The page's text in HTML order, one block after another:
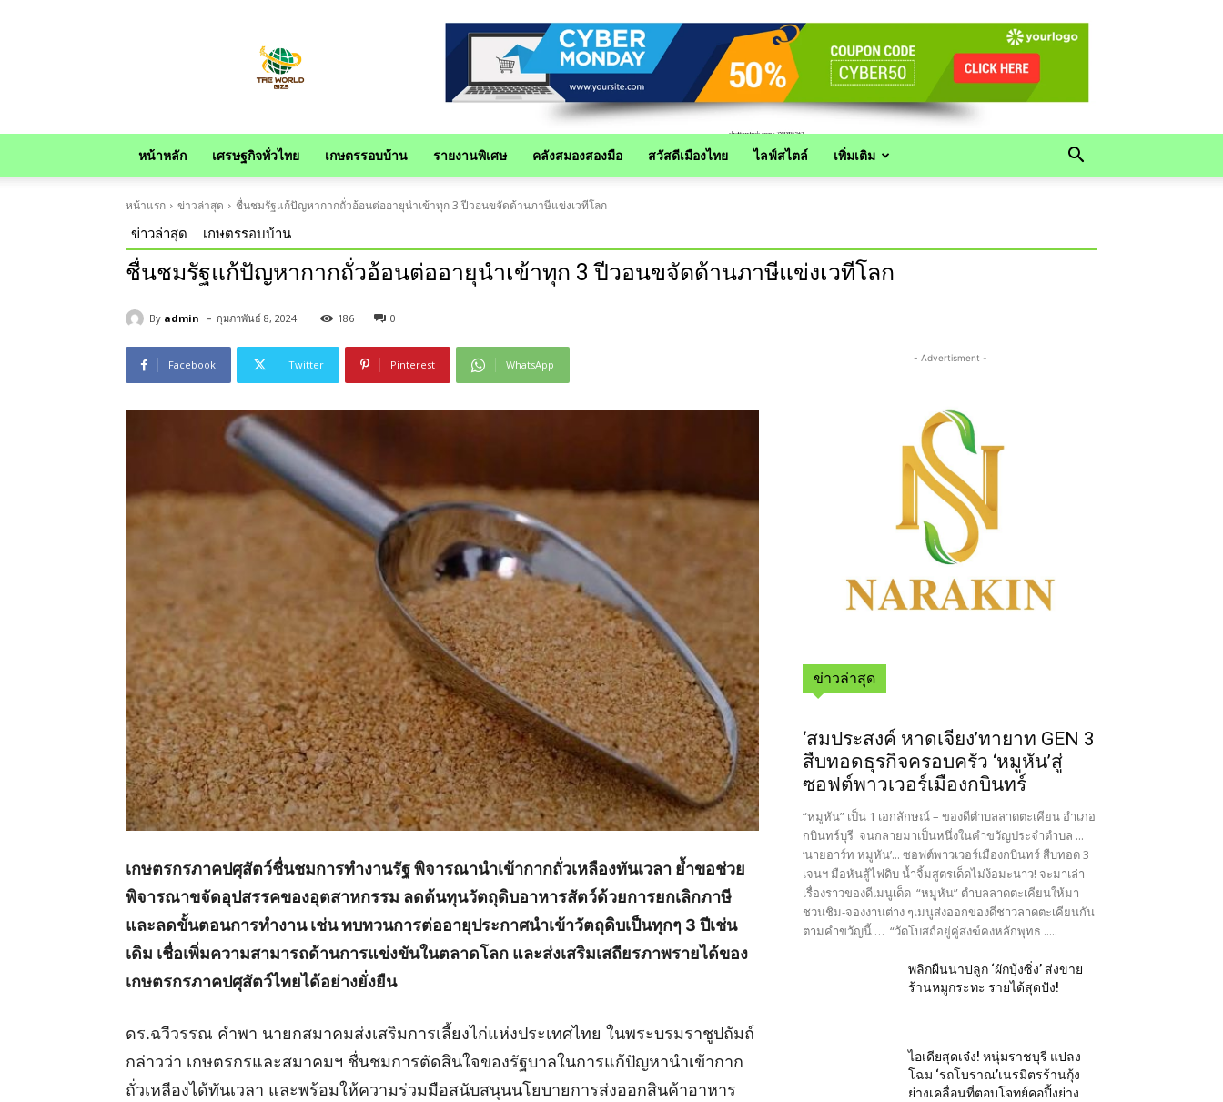
หน้าหลัก เศรษฐกิจทั่วไทย เกษตรรอบบ้าน รายงานพิเศษ คลังสมองสองมือ สวัสดีเมืองไทย ไลฟ์สไตล์ เพิ่มเติม
หน้าแรก ข่าวล่าสุด ชื่นชมรัฐแก้ปัญหากากถั่วอ้อนต่ออายุนำเข้าทุก 3 ปีวอนขจัดด้านภาษีแข่งเวทีโลก
ข่าวล่าสุด เกษตรรอบบ้าน
ชื่นชมรัฐแก้ปัญหากากถั่วอ้อนต่ออายุนำเข้าทุก 3 ปีวอนขจัดด้านภาษีแข่งเวทีโลก
By admin - กุมภาพันธ์ 8, 2024 186 0
Facebook Twitter Pinterest WhatsApp
เกษตรกรภาคปศุสัตว์ชื่นชมการทำงานรัฐ พิจารณานำเข้ากากถั่วเหลืองทันเวลา ย้ำขอช่วย
พิจารณาขจัดอุปสรรคของอุตสาหกรรม ลดต้นทุนวัตถุดิบอาหารสัตว์ด้วยการยกเลิกภาษี
และลดขั้นตอนการทำงาน เช่น ทบทวนการต่ออายุประกาศนำเข้าวัตถุดิบเป็นทุกๆ 3 ปีเช่น
เดิม เชื่อเพิ่มความสามารถด้านการแข่งขันในตลาดโลก และส่งเสริมเสถียรภาพรายได้ของ
เกษตรกรภาคปศุสัตว์ไทยได้อย่างยั่งยืน
ดร.ฉวีวรรณ คำพา นายกสมาคมส่งเสริมการเลี้ยงไก่แห่งประเทศไทย ในพระบรมราชูปถัมถ์
กล่าวว่า เกษตรกรและสมาคมฯ ชื่นชมการตัดสินใจของรัฐบาลในการแก้ปัญหานำเข้ากาก
ถั่วเหลืองได้ทันเวลา และพร้อมให้ความร่วมมือสนับสนุนนโยบายการส่งออกสินค้าอาหาร
- Advertisment -
ข่าวล่าสุด
‘สมประสงค์ หาดเจียง’ทายาท GEN 3
สืบทอดธุรกิจครอบครัว ‘หมูหัน’สู่
ซอฟต์พาวเวอร์เมืองกบินทร์
“หมูหัน” เป็น 1 เอกลักษณ์ – ของดีตำบลลาดตะเคียน อำเภอ
กบินทร์บุรี จนกลายมาเป็นหนึ่งในคำขวัญประจำตำบล ...
‘นายอาร์ท หมูหัน’... ซอฟต์พาวเวอร์เมืองกบินทร์ สืบทอด 3
เจนฯ มือหันสู้ไฟดิบ น้ำจิ้มสูตรเด็ดไม่ง้อมะนาว! จะมาเล่า
เรื่องราวของดีเมนูเด็ด “หมูหัน” ตำบลลาดตะเคียนให้มา
ชวนชิม-จองงานต่าง ๆเมนูส่งออกของดีชาวลาดตะเคียนกัน
ตามคำขวัญนี้ … “วัดโบสถ์อยู่คู่สงฆ์คงหลักพุทธ .....
พลิกผืนนาปลูก ‘ผักบุ้งซิ่ง’ ส่งขาย
ร้านหมูกระทะ รายได้สุดปัง!
ไอเดียสุดเจ๋ง! หนุ่มราชบุรี แปลง
โฉม ‘รถโบราณ’เนรมิตรร้านกุ้ง
ย่างเคลื่อนที่ตอบโจทย์คอปิ้งย่าง